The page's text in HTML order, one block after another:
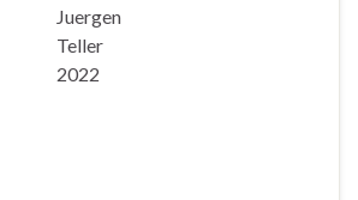
Juergen
Teller
2022